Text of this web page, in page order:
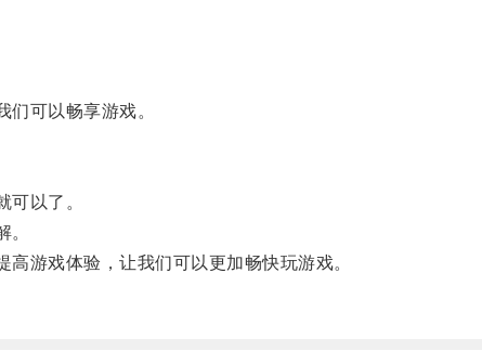
可以畅享游戏。
以了。
游戏体验，让我们可以更加畅快玩游戏。